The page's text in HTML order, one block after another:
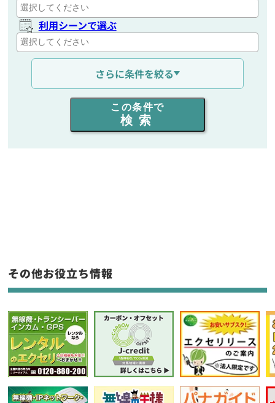
利用シーンで選ぶ
通信距離を選ぶ
出力を選ぶ
同時通話人数を選ぶ
フリーワード入力(製品名等)
選択条件をリセット
さらに条件を絞る
この条件で
検索
その他お役立ち情報